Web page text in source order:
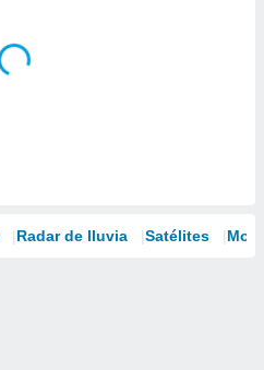
Radar de lluvia Satélites